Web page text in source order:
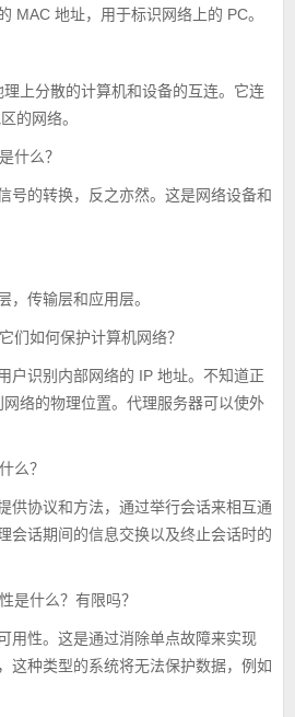
MAC 地址，用于标识网络上的 PC。
上分散的计算机和设备的互连。它连
的网络。
什么？
号的转换，反之亦然。这是网络设备和
，传输层和应用层。
们如何保护计算机网络？
户识别内部网络的 IP 地址。不知道正
络的物理位置。代理服务器可以使外
么？
供协议和方法，通过举行会话来相互通
会话期间的信息交换以及终止会话时的
是什么？有限吗？
用性。这是通过消除单点故障来实现
这种类型的系统将无法保护数据，例如